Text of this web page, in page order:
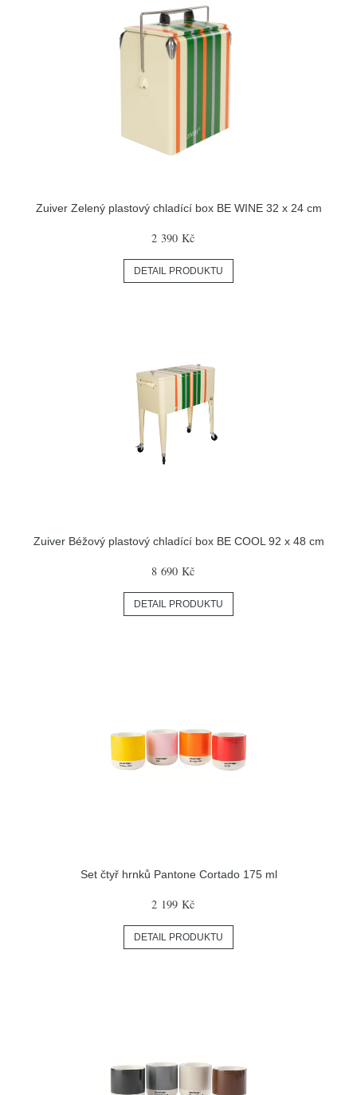
Zuiver Zelený plastový chladící box BE WINE 32 x 24 cm
2 390 Kč
DETAIL PRODUKTU
Zuiver Béžový plastový chladící box BE COOL 92 x 48 cm
8 690 Kč
DETAIL PRODUKTU
Set čtyř hrnků Pantone Cortado 175 ml
2 199 Kč
DETAIL PRODUKTU